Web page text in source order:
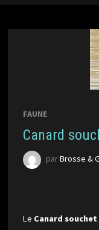
FAUNE
Canard
parBrosse &
Le Canard souchet